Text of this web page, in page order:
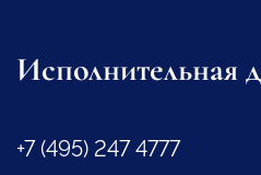
Исполнительная
+7 (495) 247 4777